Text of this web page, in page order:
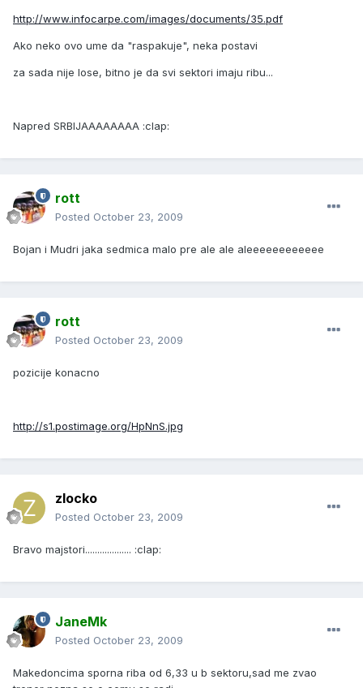
http://www.infocarpe.com/images/documents/35.pdf
Ako neko ovo ume da "raspakuje", neka postavi
za sada nije lose, bitno je da svi sektori imaju ribu...
Napred SRBIJAAAAAAAA :clap:
rott
Posted October 23, 2009
Bojan i Mudri jaka sedmica malo pre ale ale aleeeeeeeeeeee
rott
Posted October 23, 2009
pozicije konacno
http://s1.postimage.org/HpNnS.jpg
zlocko
Posted October 23, 2009
Bravo majstori................... :clap:
JaneMk
Posted October 23, 2009
Makedoncima sporna riba od 6,33 u b sektoru,sad me zvao